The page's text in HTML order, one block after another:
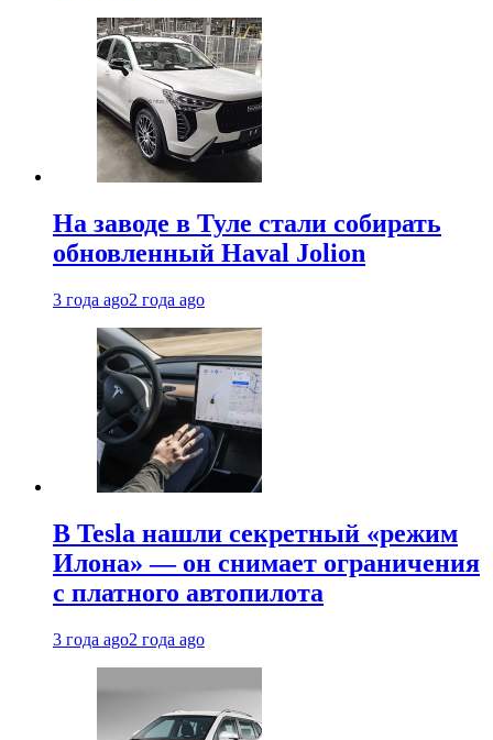
На заводе в Туле стали собирать
обновленный Haval Jolion
3 года ago2 года ago
В Tesla нашли секретный «режим
Илона» — он снимает ограничения
с платного автопилота
3 года ago2 года ago